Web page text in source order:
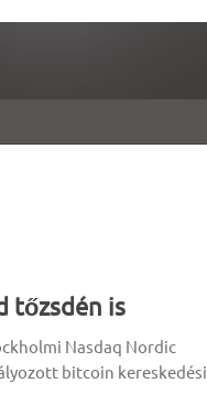
tőzsdén is
Nasdaq Nordic
bitcoin kereskedési